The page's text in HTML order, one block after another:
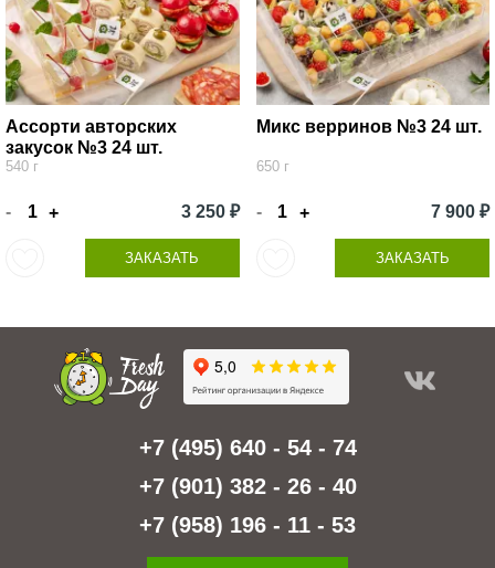
Ассорти авторских
закусок №3 24 шт.
540 г
- + 3 250 ₽
ЗАКАЗАТЬ
Микс верринов №3 24 шт.
650 г
- + 7 900 ₽
ЗАКАЗАТЬ
+7 (495) 640 - 54 - 74
+7 (901) 382 - 26 - 40
+7 (958) 196 - 11 - 53